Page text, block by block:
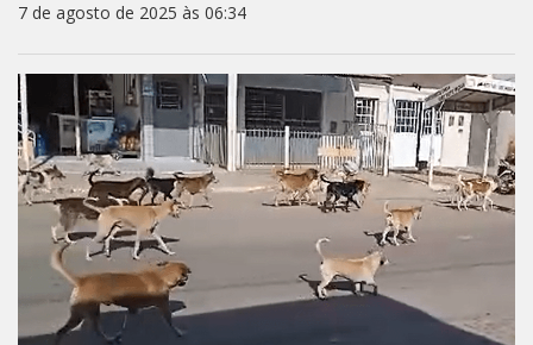
7 de agosto de 2025 às 06:34